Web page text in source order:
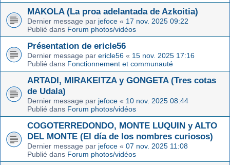
MAKOLA (La proa adelantada de Azkoitia)
Dernier message par jefoce « 17 nov. 2025 09:22
Publié dans Forum photos/vidéos
Présentation de ericle56
Dernier message par ericle56 « 15 nov. 2025 17:16
Publié dans Fonctionnement et communauté
ARTADI, MIRAKEITZA y GONGETA (Tres cotas
de Udala)
Dernier message par jefoce « 10 nov. 2025 08:44
Publié dans Forum photos/vidéos
COGOTERREDONDO, MONTE LUQUIN y ALTO
DEL MONTE (El día de los nombres curiosos)
Dernier message par jefoce « 07 nov. 2025 11:08
Publié dans Forum photos/vidéos